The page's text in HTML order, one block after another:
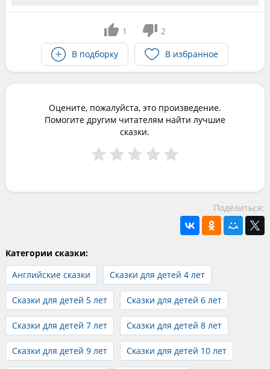
1
2
В подборку
В избранное
Оцените, пожалуйста, это произведение.
Помогите другим читателям найти лучшие
сказки.
Поделиться:
Категории сказки:
Английские сказки
Сказки для детей 4 лет
Сказки для детей 5 лет Сказки для детей 6 лет
Сказки для детей 7 лет Сказки для детей 8 лет
Сказки для детей 9 лет Сказки для детей 10 лет